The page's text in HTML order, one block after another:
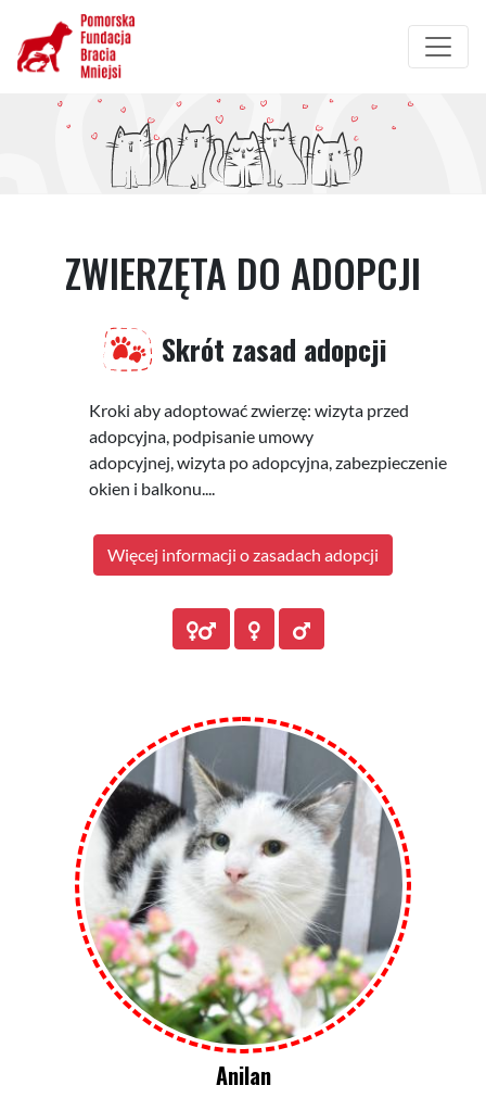
treści
ZWIERZĘTA DO ADOPCJI
Skrót zasad adopcji
Kroki aby adoptować zwierzę: wizyta przed
adopcyjna, podpisanie umowy
adopcyjnej, wizyta po adopcyjna, zabezpieczenie
okien i balkonu....
Więcej informacji o zasadach adopcji
Anilan